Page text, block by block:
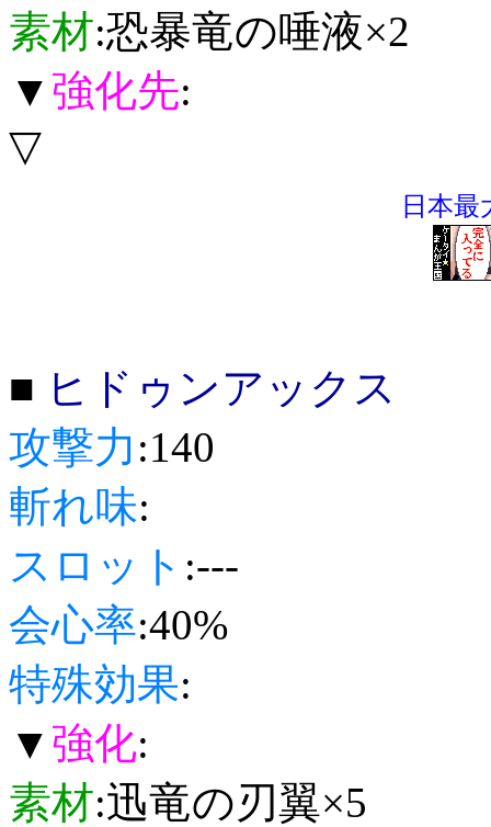
素材:恐暴竜の唾液×2
▼ 強化先:
▽
日本最
■ ヒドゥンアックス
攻撃力 :140
斬れ味:
スロット :---
会心率:40%
特殊効果:
▼ 強化:
素材:迅竜の刃翼×5